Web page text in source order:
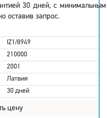
30 дней, с минимальным
оставив запрос.
IZ1/8949
210000
2001
Латвия
30 дней
цену